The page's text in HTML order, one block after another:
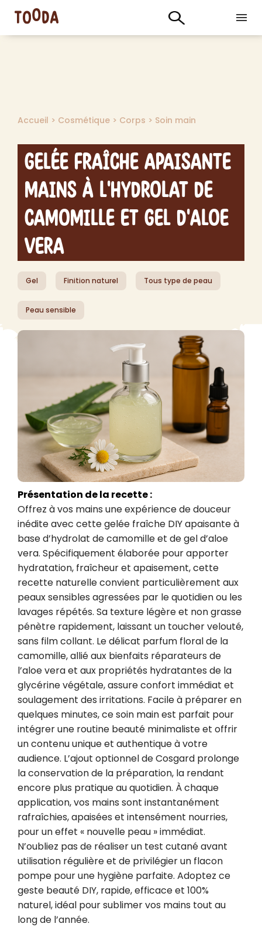
Accueil > Cosmétique > Corps > Soin main
Gelée Fraîche Apaisante
Mains à l'Hydrolat de
Camomille et Gel d'Aloe
Vera
Gel Finition naturel Tous type de peau
Peau sensible
Présentation de la recette :
Offrez à vos mains une expérience de douceur
inédite avec cette gelée fraîche DIY apaisante à
base d’hydrolat de camomille et de gel d’aloe
vera. Spécifiquement élaborée pour apporter
hydratation, fraîcheur et apaisement, cette
recette naturelle convient particulièrement aux
peaux sensibles agressées par le quotidien ou les
lavages répétés. Sa texture légère et non grasse
pénètre rapidement, laissant un toucher velouté,
sans film collant. Le délicat parfum floral de la
camomille, allié aux bienfaits réparateurs de
l’aloe vera et aux propriétés hydratantes de la
glycérine végétale, assure confort immédiat et
soulagement des irritations. Facile à préparer en
quelques minutes, ce soin main est parfait pour
intégrer une routine beauté minimaliste et offrir
un contenu unique et authentique à votre
audience. L’ajout optionnel de Cosgard prolonge
la conservation de la préparation, la rendant
encore plus pratique au quotidien. À chaque
application, vos mains sont instantanément
rafraîchies, apaisées et intensément nourries,
pour un effet « nouvelle peau » immédiat.
N’oubliez pas de réaliser un test cutané avant
utilisation régulière et de privilégier un flacon
pompe pour une hygiène parfaite. Adoptez ce
geste beauté DIY, rapide, efficace et 100%
naturel, idéal pour sublimer vos mains tout au
long de l’année.